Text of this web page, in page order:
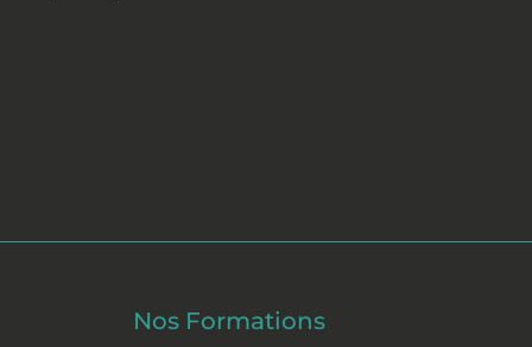
Nos Formations